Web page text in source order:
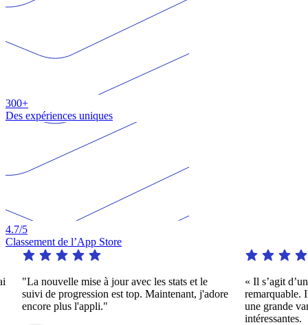
300+
Des expériences uniques
4.7/5
Classement de l’App Store
"La nouvelle mise à jour avec les stats et le
suivi de progression est top. Maintenant, j'adore
encore plus l'appli."
« Il s’agit d’une
remarquable. Il
une grande
intéressantes.